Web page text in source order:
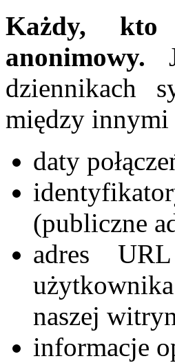
Każdy, kto
anonimowy.
dziennikach
między innymi
daty
(publiczne
adres
naszej
informacje